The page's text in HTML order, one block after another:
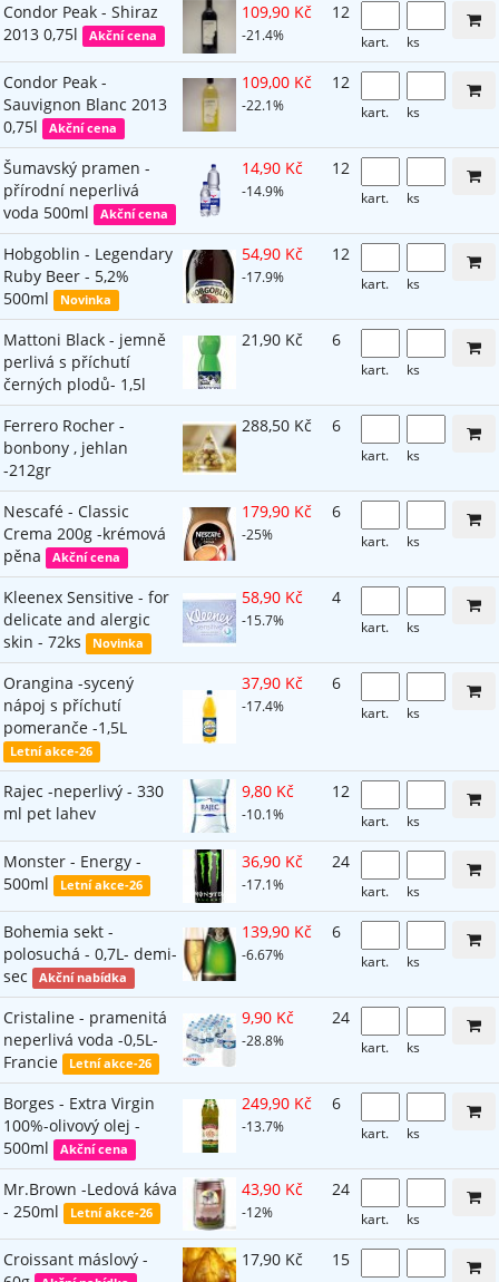
Condor Peak - Shiraz
2013 0,75l
Akční cena
109,90 Kč
-21.4%
12
kart. ks
Condor Peak -
Sauvignon Blanc 2013
0,75l
Akční cena
109,00 Kč
-22.1%
12
kart. ks
Šumavský pramen -
přírodní neperlivá
voda 500ml
Akční cena
14,90 Kč
-14.9%
12
kart. ks
Hobgoblin - Legendary
Ruby Beer - 5,2%
500ml
Novinka
54,90 Kč
-17.9%
12
kart. ks
Mattoni Black - jemně
perlivá s příchutí
černých plodů- 1,5l
21,90 Kč 6
kart. ks
Ferrero Rocher -
bonbony , jehlan
-212gr
288,50 Kč 6
kart. ks
Nescafé - Classic
Crema 200g -krémová
pěna
Akční cena
179,90 Kč
-25%
6
kart. ks
Kleenex Sensitive - for
delicate and alergic
skin - 72ks
Novinka
58,90 Kč
-15.7%
4
kart. ks
Orangina -sycený
nápoj s příchutí
pomeranče -1,5L
Letní akce-26
37,90 Kč
-17.4%
6
kart. ks
Rajec -neperlivý - 330
ml pet lahev
9,80 Kč
-10.1%
12
kart. ks
Monster - Energy -
500ml
Letní akce-26
36,90 Kč
-17.1%
24
kart. ks
Bohemia sekt -
polosuchá - 0,7L- demi-
sec
Akční nabídka
139,90 Kč
-6.67%
6
kart. ks
Cristaline - pramenitá
neperlivá voda -0,5L-
Francie
Letní akce-26
9,90 Kč
-28.8%
24
kart. ks
Borges - Extra Virgin
100%-olivový olej -
500ml
Akční cena
249,90 Kč
-13.7%
6
kart. ks
Mr.Brown -Ledová káva
- 250ml
Letní akce-26
43,90 Kč
-12%
24
kart. ks
Croissant máslový -
17,90 Kč 15